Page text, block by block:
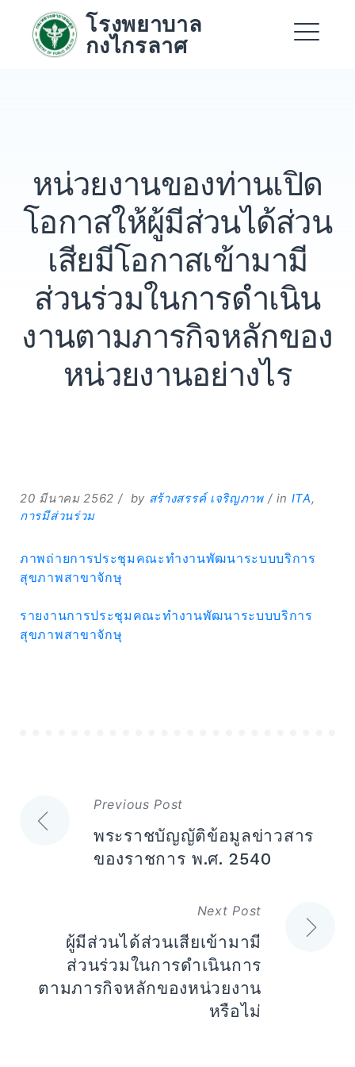
content
โรงพยาบาล
กงไกรลาศ
Search
หน่วยงานของท่านเปิด
โอกาสให้ผู้มีส่วนได้ส่วน
เสียมีโอกาสเข้ามามี
ส่วนร่วมในการดำเนิน
งานตามภารกิจหลักของ
หน่วยงานอย่างไร
20 มีนาคม 2562 by สร้างสรรค์ เจริญภาพ in ITA,
การมีส่วนร่วม
ภาพถ่ายการประชุมคณะทำงานพัฒนาระบบบริการ
สุขภาพสาขาจักษุ
รายงานการประชุมคณะทำงานพัฒนาระบบบริการ
สุขภาพสาขาจักษุ
แนะแนว
เรื่อง
Previous Post
พระราชบัญญัติข้อมูลข่าวสาร
ของราชการ พ.ศ. 2540
Next Post
ผู้มีส่วนได้ส่วนเสียเข้ามามี
ส่วนร่วมในการดำเนินการ
ตามภารกิจหลักของหน่วยงาน
หรือไม่